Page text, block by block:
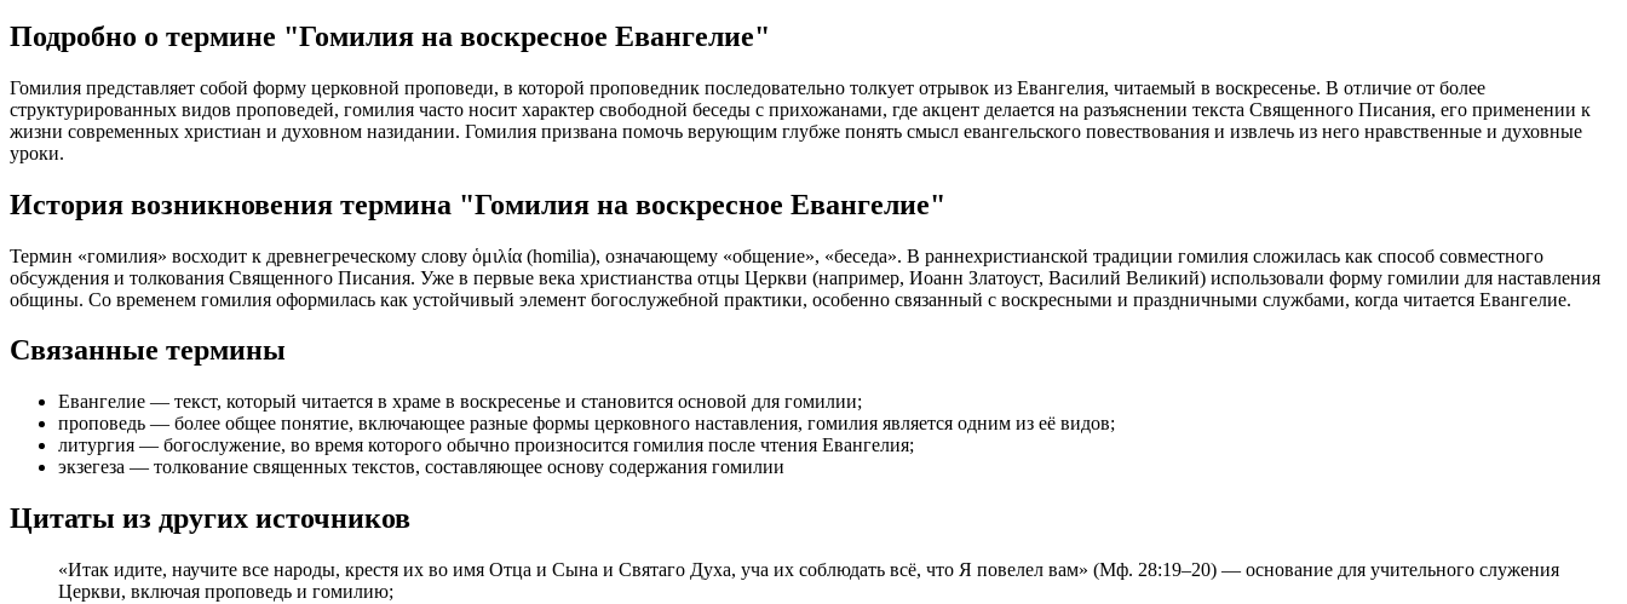
Подробно о термине "Гомилия на воскресное Евангелие"
Гомилия представляет собой форму церковной проповеди, в которой проповедник последовательно толкует отрывок из Евангелия, читаемый в воскресенье. В отличие от более
структурированных видов проповедей, гомилия часто носит характер свободной беседы с прихожанами, где акцент делается на разъяснении текста Священного Писания, его применении к
жизни современных христиан и духовном назидании. Гомилия призвана помочь верующим глубже понять смысл евангельского повествования и извлечь из него нравственные и духовные
уроки.
История возникновения термина "Гомилия на воскресное Евангелие"
Термин «гомилия» восходит к древнегреческому слову ὁμιλία (homilia), означающему «общение», «беседа». В раннехристианской традиции гомилия сложилась как способ совместного
обсуждения и толкования Священного Писания. Уже в первые века христианства отцы Церкви (например, Иоанн Златоуст, Василий Великий) использовали форму гомилии для наставления
общины. Со временем гомилия оформилась как устойчивый элемент богослужебной практики, особенно связанный с воскресными и праздничными службами, когда читается Евангелие.
Связанные термины
Евангелие — текст, который читается в храме в воскресенье и становится основой для гомилии;
проповедь — более общее понятие, включающее разные формы церковного наставления, гомилия является одним из её видов;
литургия — богослужение, во время которого обычно произносится гомилия после чтения Евангелия;
экзегеза — толкование священных текстов, составляющее основу содержания гомилии
Цитаты из других источников
«Итак идите, научите все народы, крестя их во имя Отца и Сына и Святаго Духа, уча их соблюдать всё, что Я повелел вам» (Мф. 28:19–20) — основание для учительного служения
Церкви, включая проповедь и гомилию;